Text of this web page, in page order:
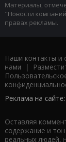
Материалы,
"Новости
правах рекламы.
Наши контакты и
нами |
Реклама на сайте:
Оставляя
содержание и
реальных людей,